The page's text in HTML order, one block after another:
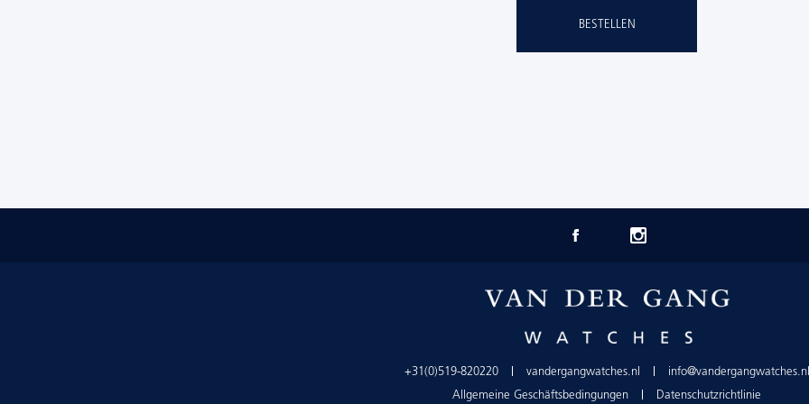
BESTELLEN
+31(0)519-820220 vandergangwatches.nl
info@vandergangwatches.nl
Allgemeine Geschäftsbedingungen
Datenschutzrichtlinie